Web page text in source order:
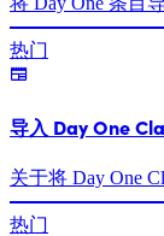
热门
导入 Day One
关于将 Day One
热门